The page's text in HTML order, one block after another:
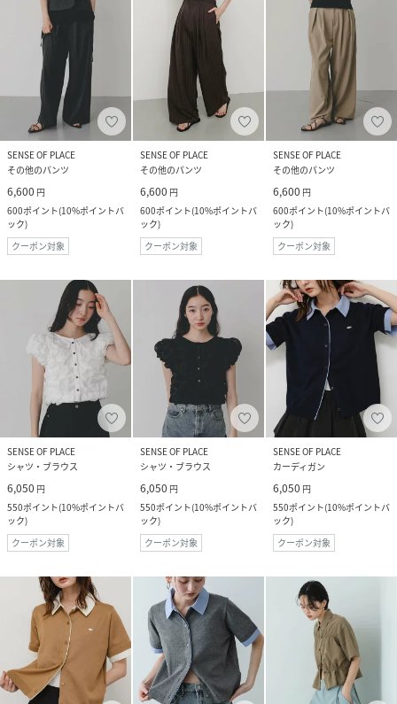
SENSE OF PLACE
その他のパンツ
6,600 円
600ポイント(10%ポイントバ
ック)
クーポン対象
SENSE OF PLACE
その他のパンツ
6,600 円
600ポイント(10%ポイントバ
ック)
クーポン対象
SENSE OF PLACE
その他のパンツ
6,600 円
600ポイント(10%ポイントバ
ック)
クーポン対象
SENSE OF PLACE
シャツ・ブラウス
6,050 円
550ポイント(10%ポイントバ
ック)
クーポン対象
SENSE OF PLACE
シャツ・ブラウス
6,050 円
550ポイント(10%ポイントバ
ック)
クーポン対象
SENSE OF PLACE
カーディガン
6,050 円
550ポイント(10%ポイントバ
ック)
クーポン対象